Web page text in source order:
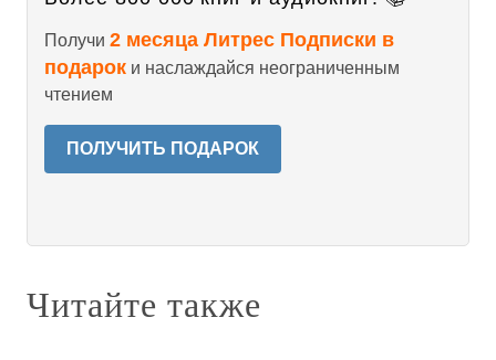
Получи 2 месяца Литрес Подписки в
подарок и наслаждайся неограниченным
чтением
ПОЛУЧИТЬ ПОДАРОК
Читайте также